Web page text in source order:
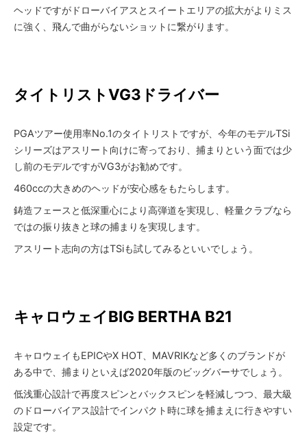
ヘッドですがドローバイアスとスイートエリアの拡大がよりミス
に強く、飛んで曲がらないショットに繋がります。
タイトリストVG3ドライバー
PGAツアー使用率No.1のタイトリストですが、今年のモデルTSi
シリーズはアスリート向けに寄っており、捕まりという面では少
し前のモデルですがVG3がお勧めです。
460ccの大きめのヘッドが安心感をもたらします。
鋳造フェースと低深重心により高弾道を実現し、軽量クラブなら
ではの振り抜きと球の捕まりを実現します。
アスリート志向の方はTSiも試してみるといいでしょう。
キャロウェイBIG BERTHA B21
キャロウェイもEPICやX HOT、MAVRIKなど多くのブランドが
ある中で、捕まりといえば2020年版のビッグバーサでしょう。
低浅重心設計で再度スピンとバックスピンを軽減しつつ、最大級
のドローバイアス設計でインパクト時に球を捕まえに行きやすい
設定です。